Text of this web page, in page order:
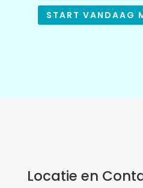
START VANDAAG
Locatie en